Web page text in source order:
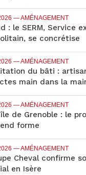
— AMÉNAGEMENT
: le SERM, Service
se concrétise
— AMÉNAGEMENT
du bâti :
main dans la
— AMÉNAGEMENT
de Grenoble : le
forme
— AMÉNAGEMENT
Cheval confirme
en Isère